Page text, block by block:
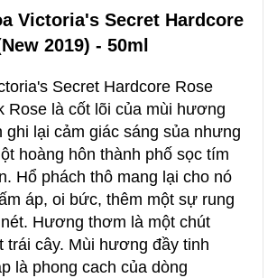
Victoria's Secret Hardcore
2019) - 50ml
Secret Hardcore Rose
Rose là cốt lõi của mùi hương
ghi lại cảm giác sáng sủa nhưng
hoàng hôn thành phố sọc tím
Hổ phách thô mang lại cho nó
áp, oi bức, thêm một sự rung
Hương thơm là một chút
trái cây. Mùi hương đầy tinh
là phong cach của dòng